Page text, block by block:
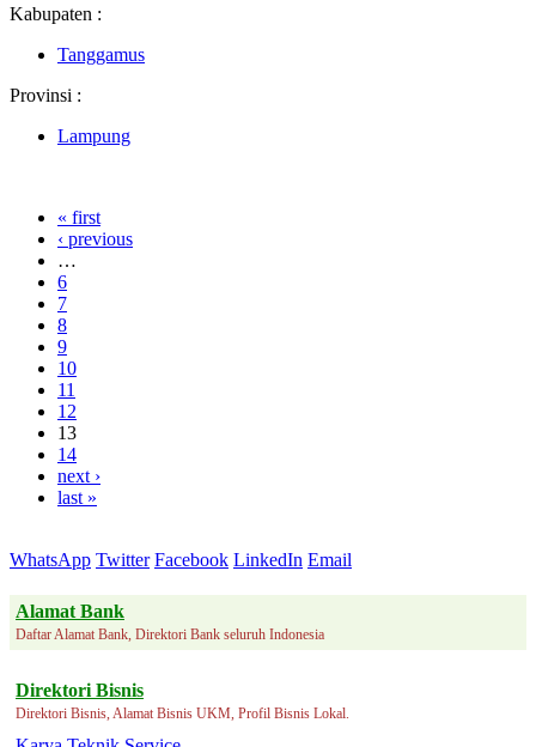
Kabupaten :
Tanggamus
Provinsi :
Lampung
« first
‹ previous
…
6
7
8
9
10
11
12
13
14
next ›
last »
WhatsApp Twitter Facebook LinkedIn Email
Alamat Bank
Daftar Alamat Bank, Direktori Bank seluruh Indonesia
Direktori Bisnis
Direktori Bisnis, Alamat Bisnis UKM, Profil Bisnis Lokal.